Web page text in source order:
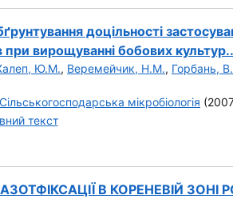
доцільності
при вирощуванні бобових
Ю.М., Веремейчик, Н.М., Горбань,
Сільськогосподарська мікробіологія
текст
В КОРЕНЕВІЙ ЗОНІ